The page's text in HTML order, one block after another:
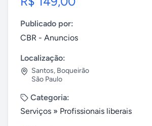
Publicado por:
CBR - Anuncios
Localização:
Santos, Boqueirão
São Paulo
Categoria:
Serviços » Profissionais liberais